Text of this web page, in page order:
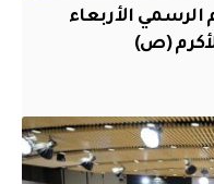
الرسمي الأربعاء
(ص)